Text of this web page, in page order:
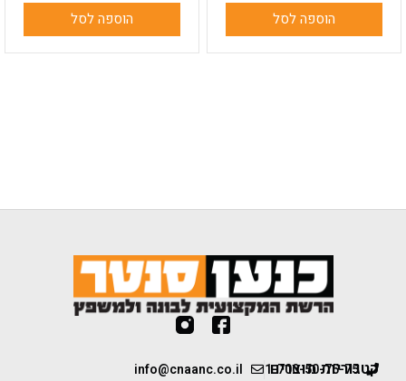
הוספה לסל הוספה לסל
1-700-50-75-75
info@cnaanc.co.il קטגוריות מוצרים